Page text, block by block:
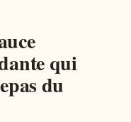
qui
du